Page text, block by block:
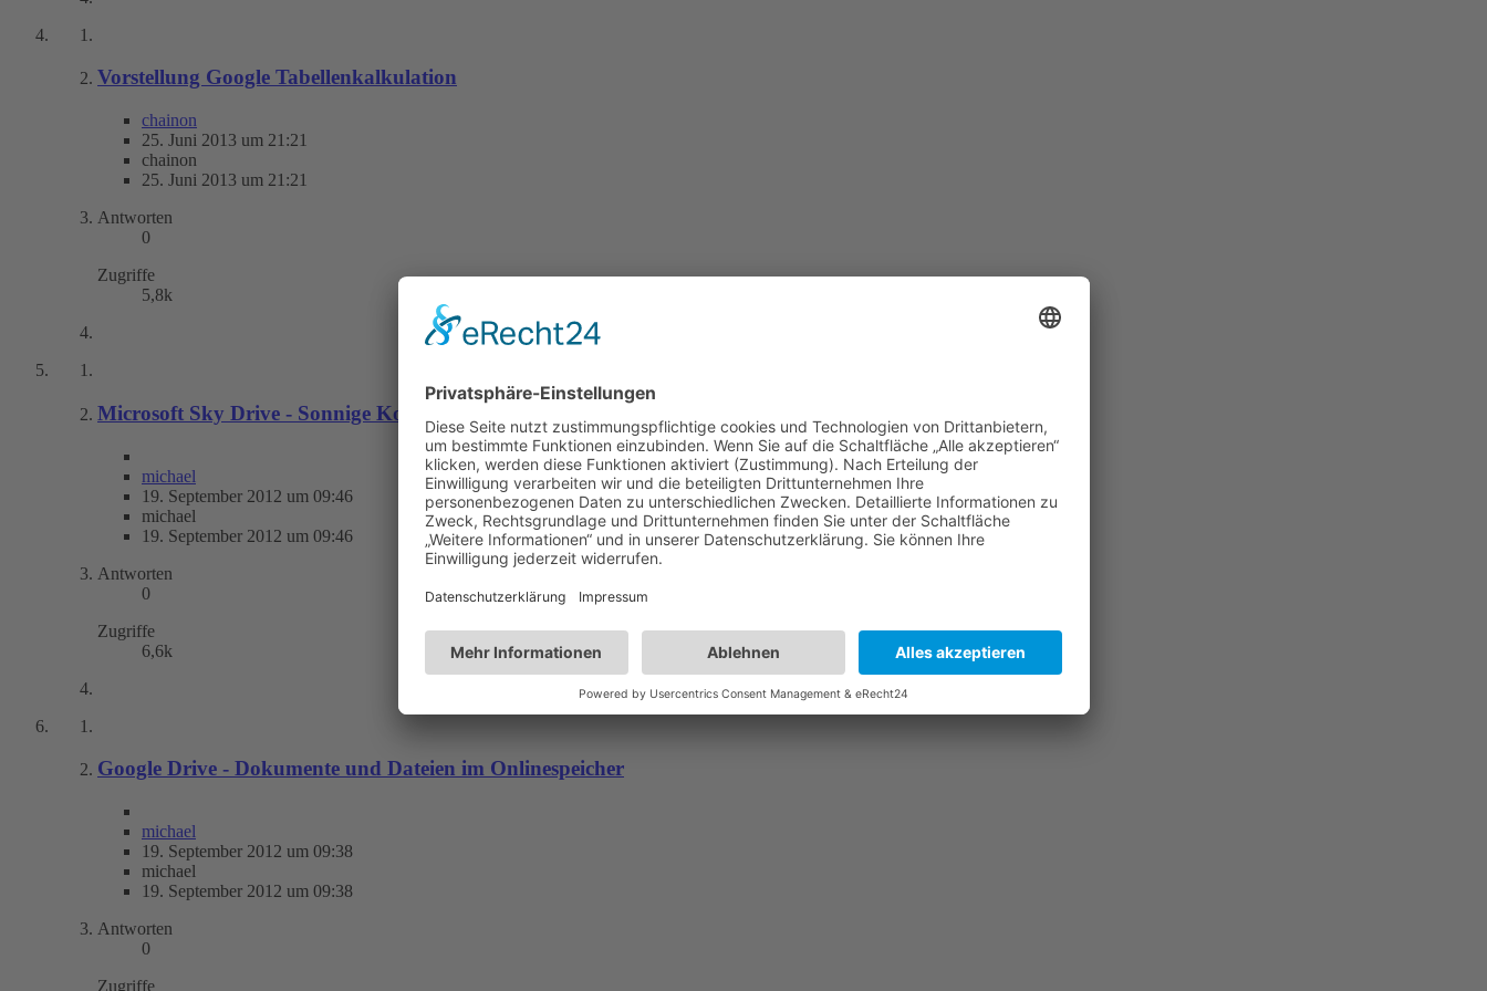
Vorstellung Google Tabellenkalkulation
chainon
25. Juni 2013 um 21:21
chainon
25. Juni 2013 um 21:21
Antworten
0
Zugriffe
5,8k
Microsoft Sky Drive - Sonnige Konkurrenz am Cloud-Himmel
michael
19. September 2012 um 09:46
michael
19. September 2012 um 09:46
Antworten
0
Zugriffe
6,6k
Google Drive - Dokumente und Dateien im Onlinespeicher
michael
19. September 2012 um 09:38
michael
19. September 2012 um 09:38
Antworten
0
Zugriffe